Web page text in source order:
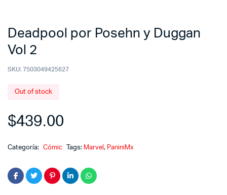
Deadpool por Posehn y Duggan
Vol 2
SKU: 7503049425627
Out of stock
$439.00
Categoría: Cómic Tags: Marvel, PaniniMx